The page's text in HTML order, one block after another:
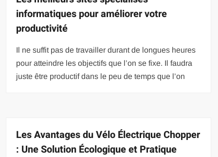
informatiques pour améliorer votre
productivité
Il ne suffit pas de travailler durant de longues heures
pour atteindre les objectifs que l’on se fixe. Il faudra
juste être productif dans le peu de temps que l’on
Les Avantages du Vélo Électrique Chopper
: Une Solution Écologique et Pratique